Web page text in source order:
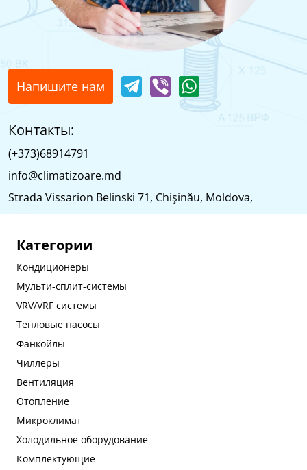
Напишите нам
Контакты:
(+373)68914791
info@climatizoare.md
Strada Vissarion Belinski 71, Chişinău, Moldova,
Категории
Кондиционеры
Мульти-сплит-системы
VRV/VRF системы
Тепловые насосы
Фанкойлы
Чиллеры
Вентиляция
Отопление
Микроклимат
Холодильное оборудование
Комплектующие